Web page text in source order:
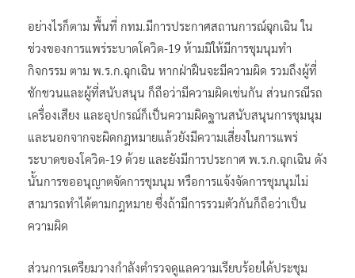
อย่างไรก็ตาม พื้นที่ กทม.มีการประกาศสถานการณ์ฉุกเฉิน ใน
ช่วงของการแพร่ระบาดโควิด-19 ห้ามมิให้มีการชุมนุมทำ
กิจกรรม ตาม พ.ร.ก.ฉุกเฉิน หากฝ่าฝืนจะมีความผิด รวมถึงผู้ที่
ชักชวนและผู้ที่สนับสนุน ก็ถือว่ามีความผิดเช่นกัน ส่วนกรณีรถ
เครื่องเสียง และอุปกรณ์ก็เป็นความผิดฐานสนับสนุนการชุมนุม
และนอกจากจะผิดกฎหมายแล้วยังมีความเสี่ยงในการแพร่
ระบาดของโควิด-19 ด้วย และยังมีการประกาศ พ.ร.ก.ฉุกเฉิน ดัง
นั้นการขออนุญาตจัดการชุมนุม หรือการแจ้งจัดการชุมนุมไม่
สามารถทำได้ตามกฎหมาย ซึ่งถ้ามีการรวมตัวกันก็ถือว่าเป็น
ความผิด
ส่วนการเตรียมวางกำลังตำรวจดูแลความเรียบร้อยได้ประชุม